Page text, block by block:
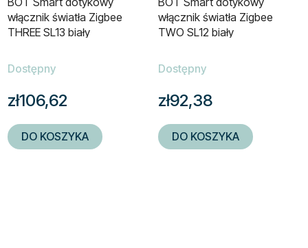
włącznik światła Zigbee
THREE SL13 biały
Dostępny
zł106,62
DO KOSZYKA
włącznik światła Zigbee
TWO SL12 biały
Dostępny
zł92,38
DO KOSZYKA